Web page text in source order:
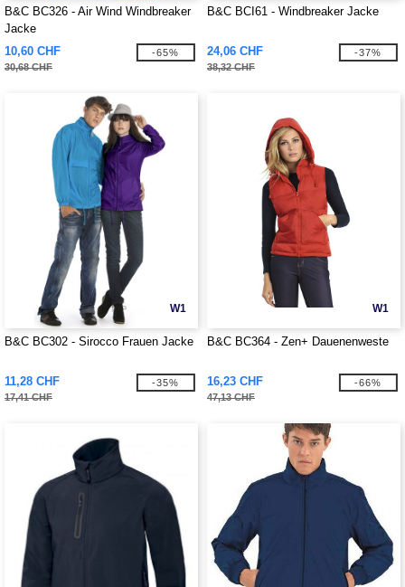
B&C BC326 - Air Wind Windbreaker
Jacke
10,60 CHF
30,68 CHF
-65%
B&C BCI61 - Windbreaker Jacke
24,06 CHF
38,32 CHF
-37%
W1
B&C BC302 - Sirocco Frauen Jacke
11,28 CHF
17,41 CHF
-35%
W1
B&C BC364 - Zen+ Dauenenweste
16,23 CHF
47,13 CHF
-66%